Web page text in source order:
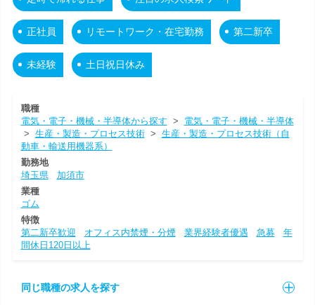
正社員 リモートワーク・在宅勤務 第二新卒
未経験 土日祝日休み
職種
電気・電子・機械・半導体から探す > 電気・電子・機械・半導体
> 生産・製造・プロセス技術> 生産・製造・プロセス技術（自
動車・輸送用機器系）
勤務地
埼玉県
加須市
業種
ゴム
特徴
第二新卒歓迎
オフィス内禁煙・分煙 業界経験者優遇 急募
年
間休日120日以上
同じ職種の求人を探す